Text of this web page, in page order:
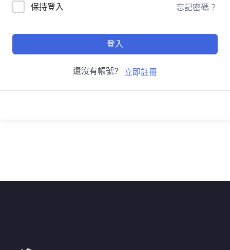
保持登入 忘記密碼？
登入
還沒有帳號? 立即註冊